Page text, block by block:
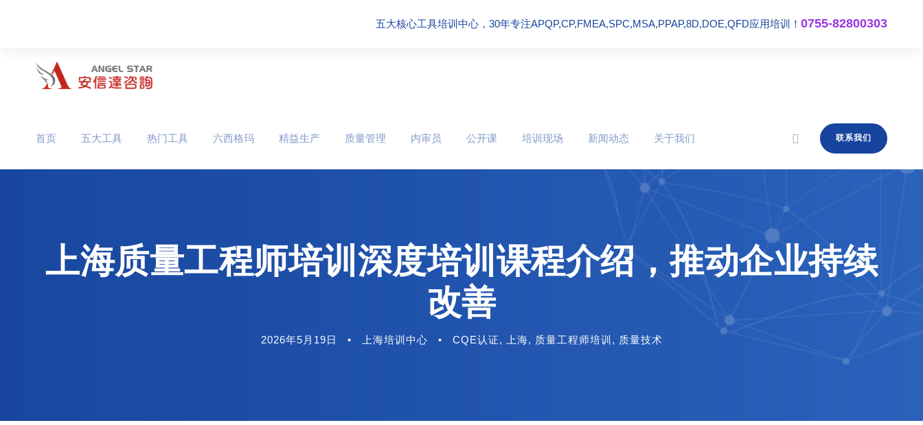
五大核心工具培训中心，30年专注APQP,CP,FMEA,SPC,MSA,PPAP,8D,DOE,QFD应用培训！ 0755-82800303
首页 五大工具 热门工具 六西格玛 精益生产 质量管理 内审员 公开课 培训现场 新闻动态 关于我们 联系我们
上海质量工程师培训深度培训课程介绍，推动企业持续
改善
2026年5月19日 • 上海培训中心 • CQE认证, 上海, 质量工程师培训 , 质量技术